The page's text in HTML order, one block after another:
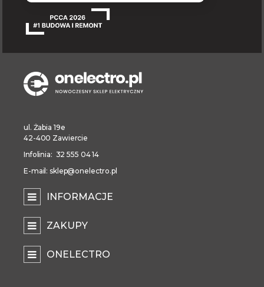
ul. Żabia 19e
42-400 Zawiercie
Infolinia: 32 555 04 14
E-mail: sklep@onelectro.pl
INFORMACJE
ZAKUPY
ONELECTRO